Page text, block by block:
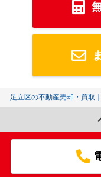
足立区の不動産売却・買取